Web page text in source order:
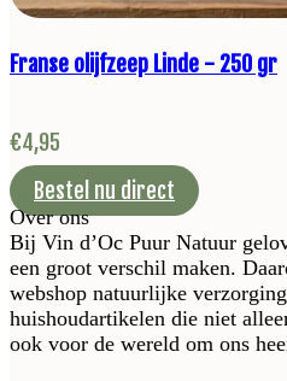
Franse olijfzeep Linde - 250 gr
€4,95
Bestel nu direct
Over ons
Bij Vin d’Oc Puur Natuur
een groot verschil maken.
webshop natuurlijke
huishoudartikelen die niet
ook voor de wereld om ons